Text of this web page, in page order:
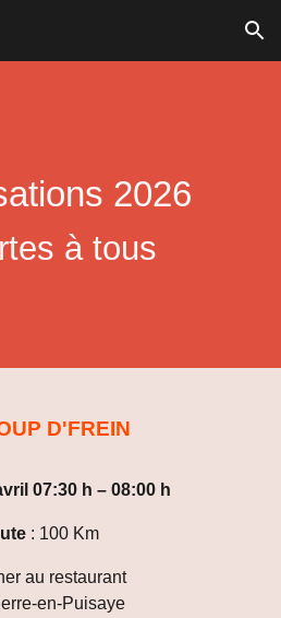
Skip to navigation
2026
à tous
D'FREIN
07:30 h – 08:00 h
: 100 Km
au restaurant
en-Puisaye